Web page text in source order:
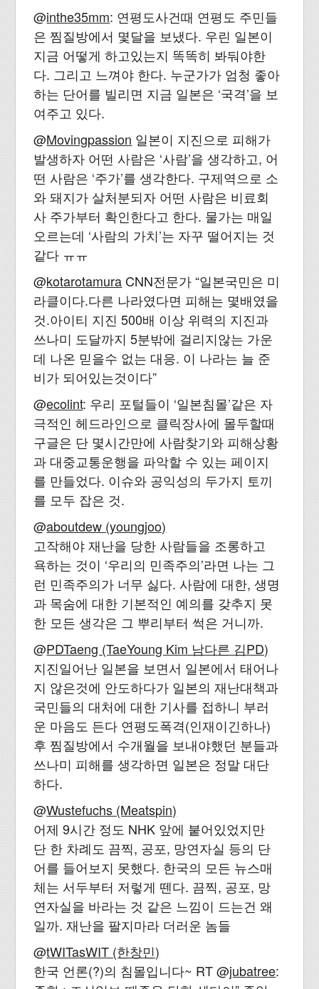
@inthe35mm: 연평도사건때 연평도 주민들
은 찜질방에서 몇달을 보냈다. 우린 일본이
지금 어떻게 하고있는지 똑똑히 봐둬야한
다. 그리고 느껴야 한다. 누군가가 엄청 좋아
하는 단어를 빌리면 지금 일본은 ‘국격’을 보
여주고 있다.
@Movingpassion 일본이 지진으로 피해가
발생하자 어떤 사람은 ‘사람’을 생각하고, 어
떤 사람은 ‘주가’를 생각한다. 구제역으로 소
와 돼지가 살처분되자 어떤 사람은 비료회
사 주가부터 확인한다고 한다. 물가는 매일
오르는데 ‘사람의 가치’는 자꾸 떨어지는 것
같다 ㅠㅠ
@kotarotamura CNN전문가 “일본국민은 미
라클이다.다른 나라였다면 피해는 몇배였을
것.아이티 지진 500배 이상 위력의 지진과
쓰나미 도달까지 5분밖에 걸리지않는 가운
데 나온 믿을수 없는 대응. 이 나라는 늘 준
비가 되어있는것이다”
@ecolint: 우리 포털들이 ‘일본침몰’같은 자
극적인 헤드라인으로 클릭장사에 몰두할때
구글은 단 몇시간만에 사람찾기와 피해상황
과 대중교통운행을 파악할 수 있는 페이지
를 만들었다. 이슈와 공익성의 두가지 토끼
를 모두 잡은 것.
@aboutdew (youngjoo)
고작해야 재난을 당한 사람들을 조롱하고
욕하는 것이 ‘우리의 민족주의’라면 나는 그
런 민족주의가 너무 싫다. 사람에 대한, 생명
과 목숨에 대한 기본적인 예의를 갖추지 못
한 모든 생각은 그 뿌리부터 썩은 거니까.
@PDTaeng (TaeYoung Kim 남다른 김PD)
지진일어난 일본을 보면서 일본에서 태어나
지 않은것에 안도하다가 일본의 재난대책과
국민들의 대처에 대한 기사를 접하니 부러
운 마음도 든다 연평도폭격(인재이긴하나)
후 찜질방에서 수개월을 보내야했던 분들과
쓰나미 피해를 생각하면 일본은 정말 대단
하다.
@Wustefuchs (Meatspin)
어제 9시간 정도 NHK 앞에 붙어있었지만
단 한 차례도 끔찍, 공포, 망연자실 등의 단
어를 들어보지 못했다. 한국의 모든 뉴스매
체는 서두부터 저렇게 뗀다. 끔찍, 공포, 망
연자실을 바라는 것 같은 느낌이 드는건 왜
일까. 재난을 팔지마라 더러운 놈들
@tWITasWIT (한창민)
한국 언론(?)의 침몰입니다~ RT @jubatree: